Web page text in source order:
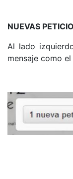
NUEVAS
Al lado
mensaje como